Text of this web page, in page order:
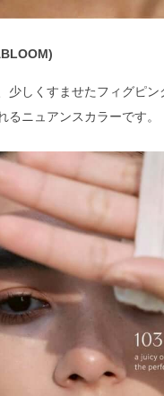
少しくすませたフィグピン
るニュアンスカラーです。